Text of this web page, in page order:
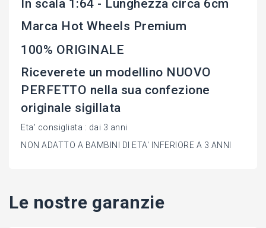
In scala 1:64 - Lunghezza circa 6cm
Marca Hot Wheels Premium
100% ORIGINALE
Riceverete un modellino NUOVO
PERFETTO nella sua confezione
originale sigillata
Eta' consigliata : dai 3 anni
NON ADATTO A BAMBINI DI ETA' INFERIORE A 3 ANNI
Le nostre garanzie